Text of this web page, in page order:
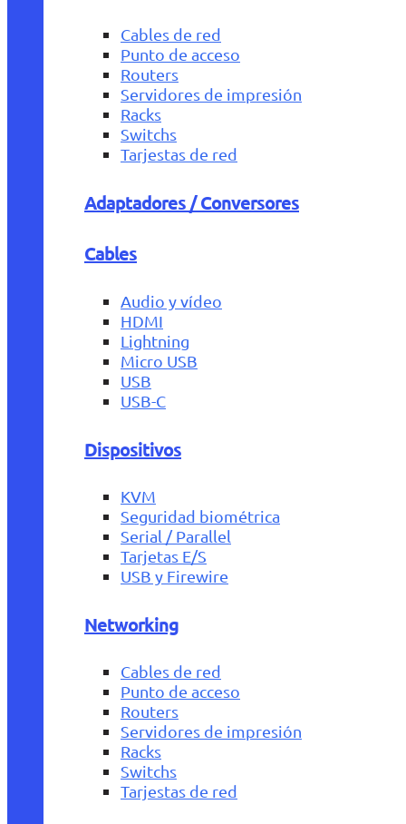
Cables de red
Punto de acceso
Routers
Servidores de impresión
Racks
Switchs
Tarjestas de red
Adaptadores / Conversores
Cables
Audio y vídeo
HDMI
Lightning
Micro USB
USB
USB-C
Dispositivos
KVM
Seguridad biométrica
Serial / Parallel
Tarjetas E/S
USB y Firewire
Networking
Cables de red
Punto de acceso
Routers
Servidores de impresión
Racks
Switchs
Tarjestas de red